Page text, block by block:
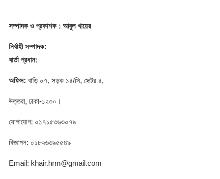
সম্পাদকও প্রকাশক : আবুল খায়ের
নির্বাহী সম্পাদক:
বার্তা প্রধান:
অফিস: বাড়ি ০৭, সড়ক ১৪/সি, সেক্টর ৪,
উত্তরা, ঢাকা-১২৩০।
যোগাযোগ: ০১৭১৫৩৬৩০৭৯
বিজ্ঞাপন: ০১৮২৬৩৯৫৫৪৯
Email: khair.hrm@gmail.com